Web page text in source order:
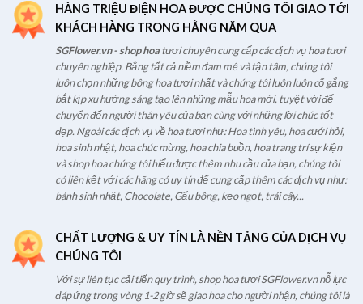
HÀNG TRIỆU ĐIỆN HOA ĐƯỢC CHÚNG TÔI GIAO TỚI
KHÁCH HÀNG TRONG HẰNG NĂM QUA
SGFlower.vn - shop hoatươi chuyên cung cấp các dịch vụ hoa tươi
chuyên nghiệp. Bằng tất cả niềm đam mê và tận tâm, chúng tôi
luôn chọn những bông hoa tươi nhất và chúng tôi luôn luôn cố gắng
bắt kịp xu hướng sáng tạo lên những mẫu hoa mới, tuyệt vời để
chuyển đến người thân yêu của bạn cùng với những lời chúc tốt
đẹp. Ngoài các dịch vụ về hoa tươi như: Hoa tình yêu, hoa cưới hỏi,
hoa sinh nhật, hoa chúc mừng, hoa chia buồn, hoa trang trí sự kiện
và shop hoa chúng tôi hiểu được thêm nhu cầu của bạn, chúng tôi
có liên kết với các hãng có uy tín để cung cấp thêm các dịch vụ như:
bánh sinh nhật, Chocolate, Gấu bông, kẹo ngọt, trái cây...
CHẤT LƯỢNG & UY TÍN LÀ NỀN TẢNG CỦA DỊCH VỤ
CHÚNG TÔI
Với sự liên tục cải tiến quy trình, shop hoa tươi SGFlower.vn nỗ lực
đáp ứng trong vòng 1-2 giờ sẽ giao hoa cho người nhận, chúng tôi là